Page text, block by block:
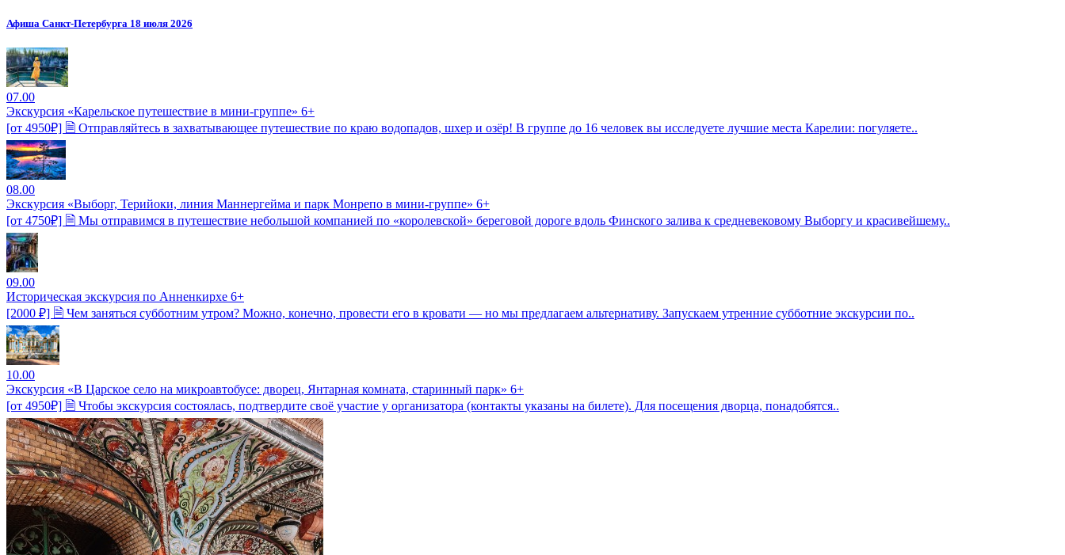
Афиша Санкт-Петербурга 18 июля 2026
07.00
Экскурсия «Карельское путешествие в мини-группе» 6+
[от 4950₽] 🗎 Отправляйтесь в захватывающее путешествие по краю водопадов, шхер и озёр! В группе до 16 человек вы исследуете лучшие места Карелии: погуляете..
08.00
Экскурсия «Выборг, Терийоки, линия Маннергейма и парк Монрепо в мини-группе» 6+
[от 4750₽] 🗎 Мы отправимся в путешествие небольшой компанией по «королевской» береговой дороге вдоль Финского залива к средневековому Выборгу и красивейшему..
09.00
Историческая экскурсия по Анненкирхе 6+
[2000 ₽] 🗎 Чем заняться субботним утром? Можно, конечно, провести его в кровати — но мы предлагаем альтернативу. Запускаем утренние субботние экскурсии по..
10.00
Экскурсия «В Царское село на микроавтобусе: дворец, Янтарная комната, старинный парк» 6+
[от 4950₽] 🗎 Чтобы экскурсия состоялась, подтвердите своё участие у организатора (контакты указаны на билете). Для посещения дворца, понадобятся..